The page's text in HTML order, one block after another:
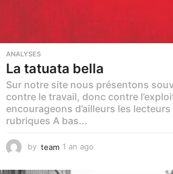
ANALYSES
La tatuata bella
Sur notre site nous présentons
contre le travail, donc contre
encourageons d’ailleurs les
rubriques A bas...
by team 1 an ago